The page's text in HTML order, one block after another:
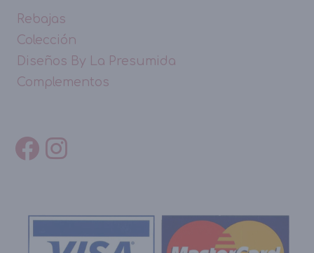
Rebajas
Colección
Diseños By La Presumida
Complementos